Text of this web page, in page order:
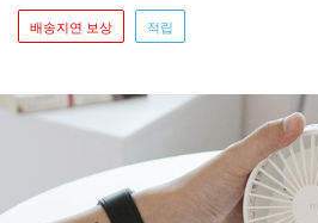
배송지연 보상 적립